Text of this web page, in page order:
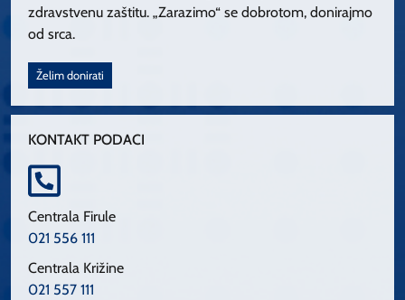
zdravstvenu zaštitu. „Zarazimo“ se dobrotom, donirajmo
od srca.
Želim donirati
KONTAKT PODACI
Centrala Firule
021 556 111
Centrala Križine
021 557 111